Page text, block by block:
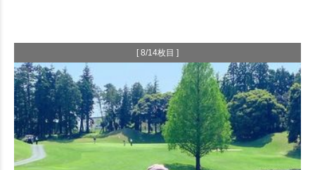
[ 8/14枚目 ]